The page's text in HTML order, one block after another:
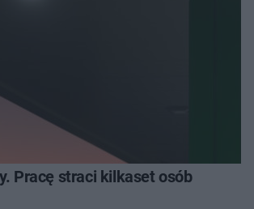
Pracę straci kilkaset osób